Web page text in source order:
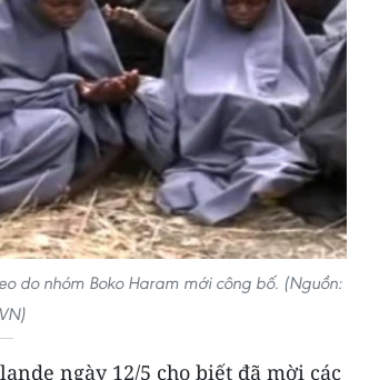
do nhóm Boko Haram mới công bố. (Nguồn:
ngày 12/5 cho biết đã mời các